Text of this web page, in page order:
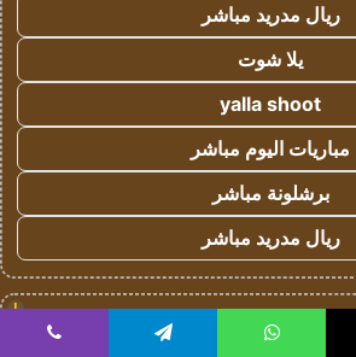
ريال مدريد مباشر
يلا شوت
yalla shoot
مباريات اليوم مباشر
برشلونة مباشر
ريال مدريد مباشر
!
سطحة الرياض